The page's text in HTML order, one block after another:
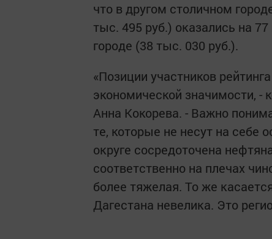
что в другом столичном
тыс. 495 руб.) оказались на
городе (38 тыс. 030 руб.).
«Позиции участников
экономической значимости, -
Анна Кокорева. - Важно
те, которые не несут на себе
округе сосредоточена
соответственно на плечах
более тяжелая. То же
Дагестана невелика. Это